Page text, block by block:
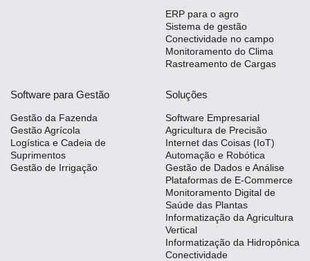
ERP para o agro
Sistema de gestão
Conectividade no campo
Monitoramento do Clima
Rastreamento de Cargas
Software para Gestão
Gestão da Fazenda
Gestão Agrícola
Logística e Cadeia de
Suprimentos
Gestão de Irrigação
Soluções
Software Empresarial
Agricultura de Precisão
Internet das Coisas (IoT)
Automação e Robótica
Gestão de Dados e Análise
Plataformas de E-Commerce
Monitoramento Digital de
Saúde das Plantas
Informatização da Agricultura
Vertical
Informatização da Hidropônica
Conectividade